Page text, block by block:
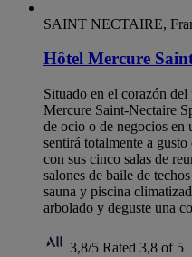
SAINT NECTAIRE,
Hôtel Mercure
Situado en el corazón
Mercure Saint-Nectaire
de ocio o de negocios
sentirá totalmente a
con sus cinco salas de
salones de baile de
sauna y piscina
arbolado y deguste una
3,8/5 Rated 3,8 of 5